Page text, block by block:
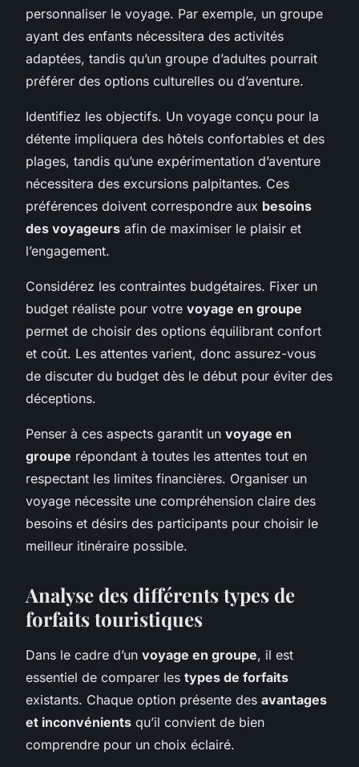
personnaliser le voyage. Par exemple, un groupe
ayant des enfants nécessitera des activités
adaptées, tandis qu’un groupe d’adultes pourrait
préférer des options culturelles ou d’aventure.
Identifiez les objectifs. Un voyage conçu pour la
détente impliquera des hôtels confortables et des
plages, tandis qu’une expérimentation d’aventure
nécessitera des excursions palpitantes. Ces
préférences doivent correspondre aux besoins
des voyageurs afin de maximiser le plaisir et
l’engagement.
Considérez les contraintes budgétaires. Fixer un
budget réaliste pour votre voyage en groupe
permet de choisir des options équilibrant confort
et coût. Les attentes varient, donc assurez-vous
de discuter du budget dès le début pour éviter des
déceptions.
Penser à ces aspects garantit un voyage en
groupe répondant à toutes les attentes tout en
respectant les limites financières. Organiser un
voyage nécessite une compréhension claire des
besoins et désirs des participants pour choisir le
meilleur itinéraire possible.
Analyse des différents types de
forfaits touristiques
Dans le cadre d’un voyage en groupe, il est
essentiel de comparer les types de forfaits
existants. Chaque option présente des avantages
et inconvénients qu’il convient de bien
comprendre pour un choix éclairé.